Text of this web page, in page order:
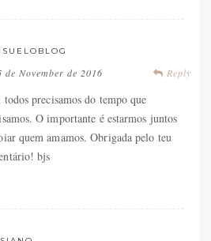
Reply
de November de 2016
todos precisamos do tempo que
O importante é estarmos juntos
quem amamos. Obrigada pelo teu
bjs